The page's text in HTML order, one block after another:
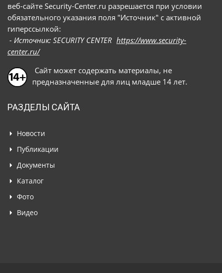
веб-сайте Security-Center.ru разрешается при условии
обязательного указания поля "Источник" с активной
гиперссылкой:
- Источник: SECURITY CENTER https://www.security-
center.ru/
Сайт может содержать материалы, не
предназначенные для лиц младше 14 лет.
РАЗДЕЛЫ САЙТА
Новости
Публикации
Документы
Каталог
Фото
Видео